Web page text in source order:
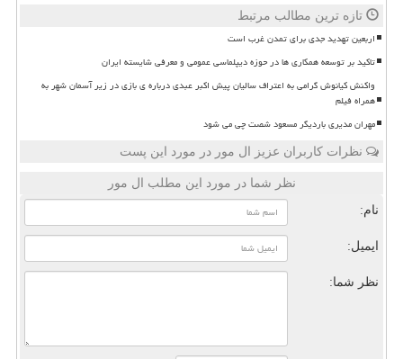
تازه ترین مطالب مرتبط
اربعین تهدید جدی برای تمدن غرب است
تاکید بر توسعه همکاری ها در حوزه دیپلماسی عمومی و معرفی شایسته ایران
واکنش کیانوش گرامی به اعتراف سالیان پیش اکبر عبدی درباره ی بازی در زیر آسمان شهر به
همراه فیلم
مهران مدیری باردیگر مسعود شصت چی می شود
نظرات کاربران عزیز ال مور در مورد این پست
نظر شما در مورد این مطلب ال مور
نام:
ایمیل:
نظر شما: